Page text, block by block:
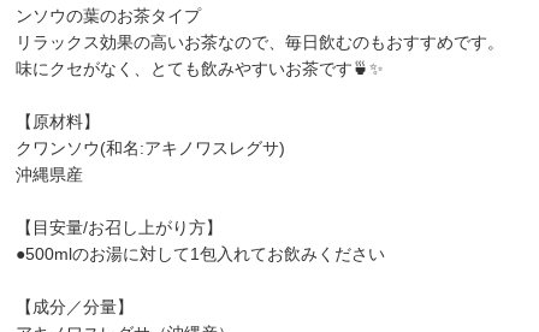
ンソウの葉のお茶タイプ
リラックス効果の高いお茶なので、毎日飲むのもおすすめです。
味にクセがなく、とても飲みやすいお茶です🍵✨
【原材料】
クワンソウ(和名:アキノワスレグサ)
沖縄県産
【目安量/お召し上がり方】
●500mlのお湯に対して1包入れてお飲みください
【成分／分量】